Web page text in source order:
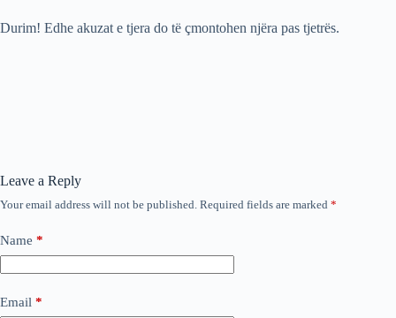
Durim! Edhe akuzat e tjera do të çmontohen njëra pas tjetrës.
Leave a Reply
Your email address will not be published. Required fields are marked *
Name *
Email *